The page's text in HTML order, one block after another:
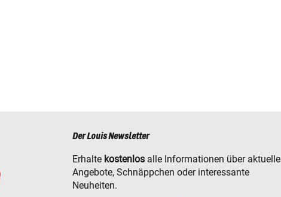
Der Louis Newsletter
Erhalte kostenlos alle Informationen über aktuelle
Angebote, Schnäppchen oder interessante
Neuheiten.